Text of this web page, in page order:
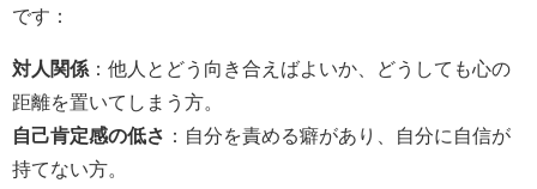
です：
対人関係 ：他人とどう向き合えばよいか、どうしても心の
距離を置いてしまう方。
自己肯定感の低さ ：自分を責める癖があり、自分に自信が
持てない方。